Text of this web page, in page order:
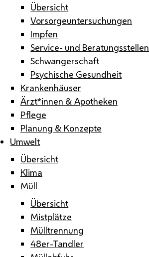
Übersicht
Vorsorgeuntersuchungen
Impfen
Service- und Beratungsstellen
Schwangerschaft
Psychische Gesundheit
Krankenhäuser
Ärzt*innen & Apotheken
Pflege
Planung & Konzepte
Umwelt
Übersicht
Klima
Müll
Übersicht
Mistplätze
Mülltrennung
48er-Tandler